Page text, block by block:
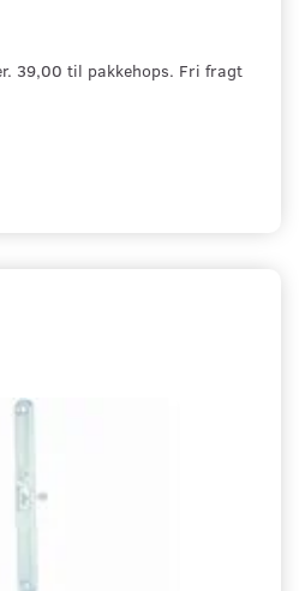
39,00 til pakkehops. Fri fragt